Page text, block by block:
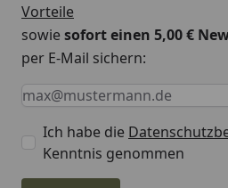
Vorteile
sowiesofort einen 5,00 €
per E-Mail sichern:
Keine Eingabe erforderlich
Eingabe erforderlich
E-Mail *
Ich habe die
Kenntnis genommen